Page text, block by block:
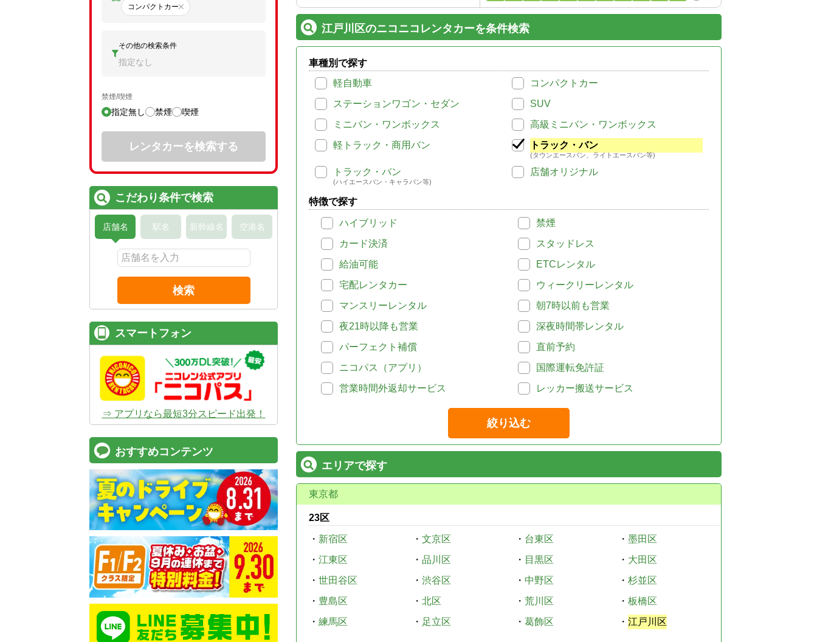
江戸川区のニコニコレンタカーを条件検索
車種別で探す
軽自動車
コンパクトカー
ステーションワゴン・セダン
SUV
ミニバン・ワンボックス
高級ミニバン・ワンボックス
軽トラック・商用バン
トラック・バン
(タウンエースバン、ライトエースバン等)
トラック・バン
(ハイエースバン・キャラバン等)
店舗オリジナル
特徴で探す
ハイブリッド
禁煙
カード決済
スタッドレス
給油可能
ETCレンタル
宅配レンタカー
ウィークリーレンタル
マンスリーレンタル
朝7時以前も営業
夜21時以降も営業
深夜時間帯レンタル
パーフェクト補償
直前予約
ニコパス（アプリ）
国際運転免許証
営業時間外返却サービス
レッカー搬送サービス
絞り込む
エリアで探す
東京都
23区
・ 新宿区 ・ 文京区 ・ 台東区 ・ 墨田区
・ 江東区 ・ 品川区 ・ 目黒区 ・ 大田区
・ 世田谷区 ・ 渋谷区 ・ 中野区 ・ 杉並区
・ 豊島区 ・ 北区 ・ 荒川区 ・ 板橋区
・ 練馬区 ・ 足立区 ・ 葛飾区 ・ 江戸川区
コンパクトカー
その他の検索条件
指定なし
禁煙/喫煙
指定無し 禁煙 喫煙
レンタカーを検索する
こだわり条件で検索
店舗名 駅名 新幹線名 空港名
検索
スマートフォン
⇒ アプリなら最短3分スピード出発！
おすすめコンテンツ